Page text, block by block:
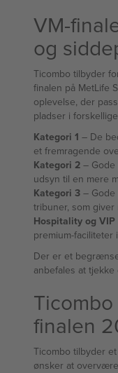
VM-
og
Ticombo tilbyder
finalen på MetLife
oplevelse, der
pladser i
Kategori 1 – De
et fremragende
Kategori 2 –
udsyn til en mere
Kategori 3 – Gode
tribuner, som
Hospitality og VIP
premium-faciliteter
Der er et
anbefales at
finalen
Ticombo tilbyder
ønsker at